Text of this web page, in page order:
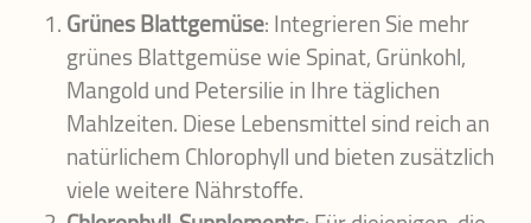
Grünes Blattgemüse: Integrieren Sie mehr
grünes Blattgemüse wie Spinat, Grünkohl,
Mangold und Petersilie in Ihre täglichen
Mahlzeiten. Diese Lebensmittel sind reich an
natürlichem Chlorophyll und bieten zusätzlich
viele weitere Nährstoffe.